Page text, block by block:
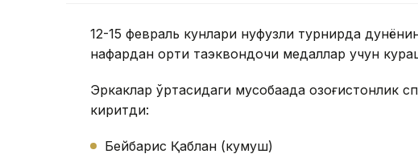
12-15 февраль кунлари нуфузли турнирда
нафардан ортиқ таэквондочи медаллар учун
Эркаклар ўртасидаги мусобақада қозоғистонлик
киритди:
Бейбарис Қаблан (кумуш)